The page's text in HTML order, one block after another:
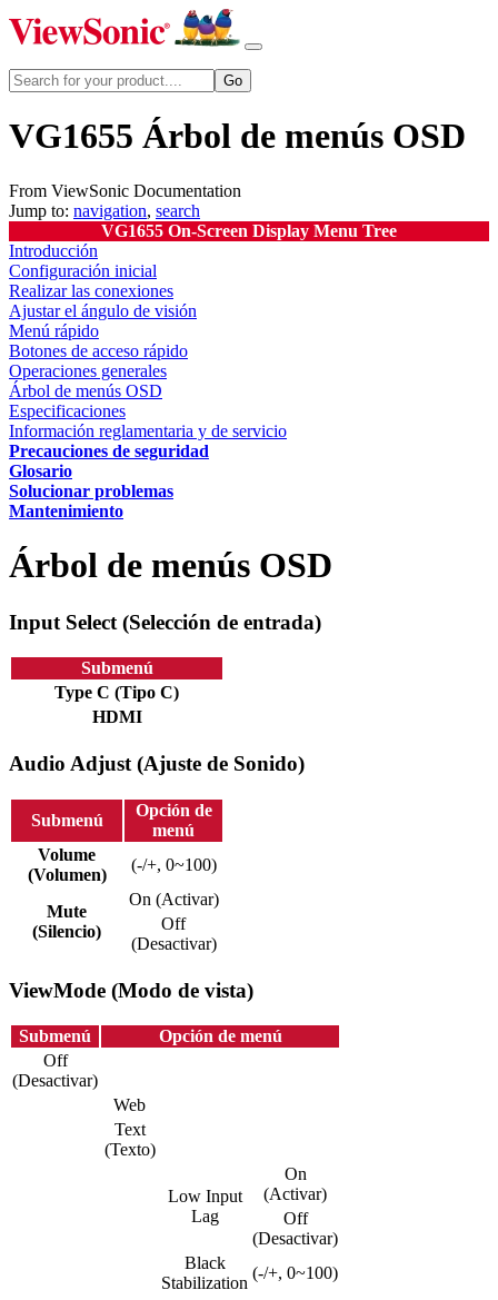
VG1655 Árbol de menús OSD
From ViewSonic Documentation
Jump to: navigation, search
VG1655 On-Screen Display Menu Tree
Introducción
Configuración inicial
Realizar las conexiones
Ajustar el ángulo de visión
Menú rápido
Botones de acceso rápido
Operaciones generales
Árbol de menús OSD
Especificaciones
Información reglamentaria y de servicio
Precauciones de seguridad
Glosario
Solucionar problemas
Mantenimiento
Árbol de menús OSD
Input Select (Selección de entrada)
Submenú
Type C (Tipo C)
HDMI
Audio Adjust (Ajuste de Sonido)
Submenú
Opción de
menú
Volume
(Volumen)
(-/+, 0~100)
Mute
(Silencio)
On (Activar)
Off
(Desactivar)
ViewMode (Modo de vista)
Submenú
Opción de menú
Off
(Desactivar)
Web
Text
(Texto)
Low Input
Lag
On
(Activar)
Off
(Desactivar)
Black
Stabilization
(-/+, 0~100)